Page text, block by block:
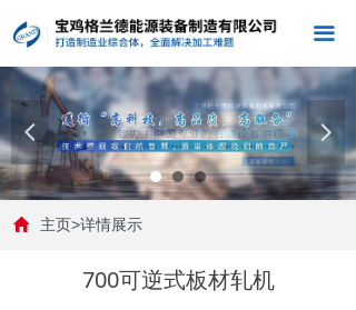
넳 넲
끀
主页>详情展示
700可逆式板材轧机